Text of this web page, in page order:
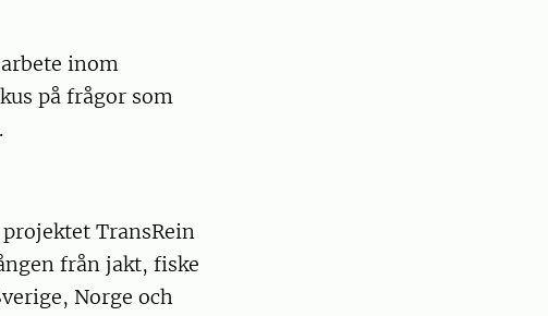
inom
på frågor som
TransRein
från jakt, fiske
Norge och